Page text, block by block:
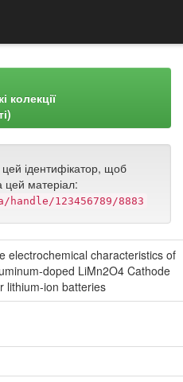
колекції
ідентифікатор, щоб
цей матеріал:
123456789/8883
electrochemical characteristics of
doped LiMn2O4 Cathode
lithium-ion batteries